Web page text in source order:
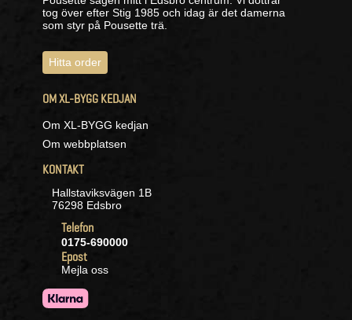
tog över efter Stig 1985 och idag är det damerna
som styr på Pousette trä.
Hitta order
OM XL-BYGG KEDJAN
Om XL-BYGG kedjan
Om webbplatsen
KONTAKT
Hallstaviksvägen 1B
76298 Edsbro
Telefon
0175-690000
Epost
Mejla oss